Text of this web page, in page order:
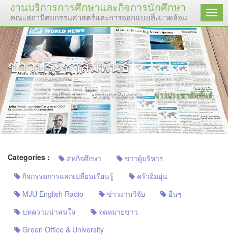
งานบริการการศึกษาและกิจการนักศึกษา
คณะสถาปัตยกรรมศาสตร์และการออกแบบสิ่งแวดล้อม มหาวิทยา
เมนู
ข่าวประชาสัมพันธ์
หน้าแรก ข่าวสารกิจกรรม ข่าวประชาสัมพันธ์
Categories : สหกิจศึกษา
ข่าวผู้บริหาร
กิจกรรมการแลกเปลี่ยนเรียนรู้
ครัวอิ่มอุ่น
MJU English Radio
ข่าวงานวิจัย
อื่นๆ
บทความน่าสนใจ
จดหมายข่าว
Green Office & University